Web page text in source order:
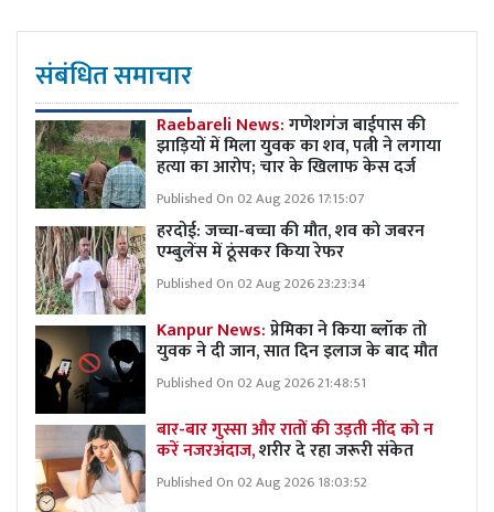
संबंधित समाचार
Raebareli News:गणेशगंज बाईपास की
झाड़ियों में मिला युवक का शव, पत्नी ने लगाया
हत्या का आरोप; चार के खिलाफ केस दर्ज
Published On 02 Aug 2026 17:15:07
हरदोई: जच्चा-बच्चा की मौत, शव को जबरन
एम्बुलेंस में ठूंसकर किया रेफर
Published On 02 Aug 2026 23:23:34
Kanpur News:प्रेमिका ने किया ब्लॉक तो
युवक ने दी जान, सात दिन इलाज के बाद मौत
Published On 02 Aug 2026 21:48:51
बार-बार गुस्सा और रातों की उड़ती नींद को न
करें नजरअंदाज,शरीर दे रहा जरूरी संकेत
Published On 02 Aug 2026 18:03:52